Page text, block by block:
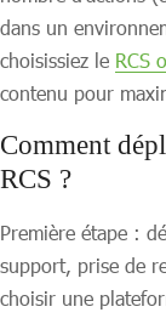
dans un
choisissiez le RCS
contenu pour
Comment
RCS ?
Première étape :
support, prise de
choisir une